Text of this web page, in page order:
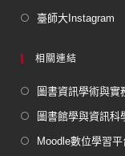
臺師大Instagram
相關連結
圖書資訊學術與實
圖書館學與資訊科
Moodle數位學習平